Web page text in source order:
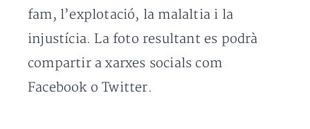
fam, l’explotació, la malaltia i la
injustícia. La foto resultant es podrà
compartir a xarxes socials com
Facebook o Twitter.